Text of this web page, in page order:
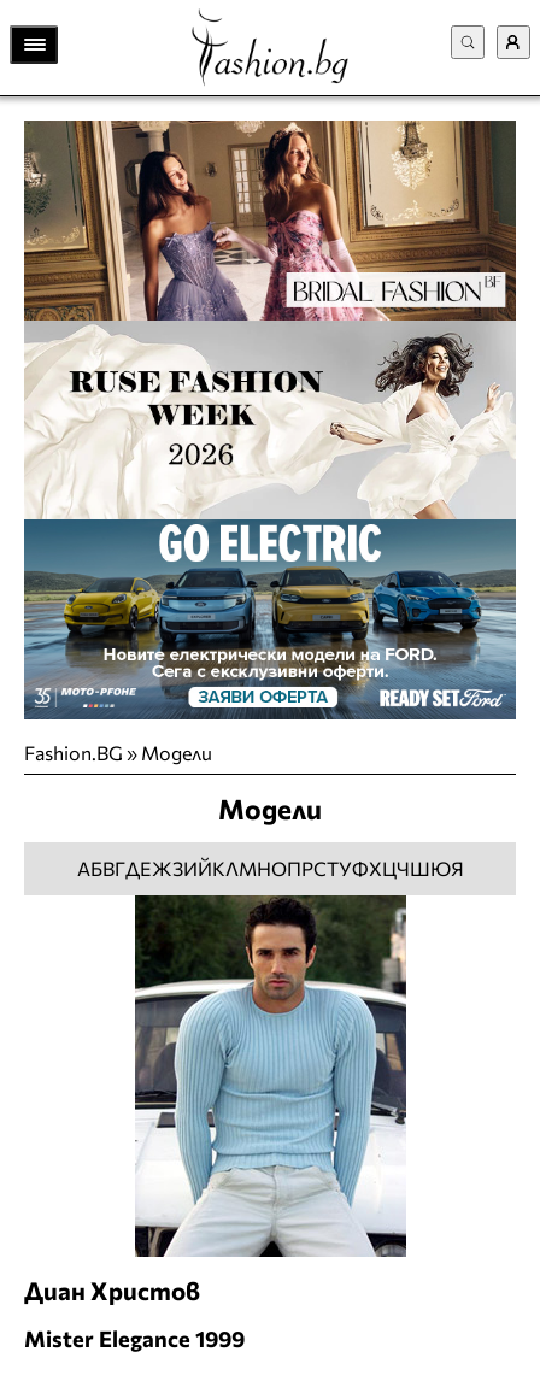
Fashion.BG » Модели
Модели
АБВГДЕЖЗИЙКЛМНОПРСТУФХЦЧШЮЯ
Диан Христов
Mister Elegance 1999